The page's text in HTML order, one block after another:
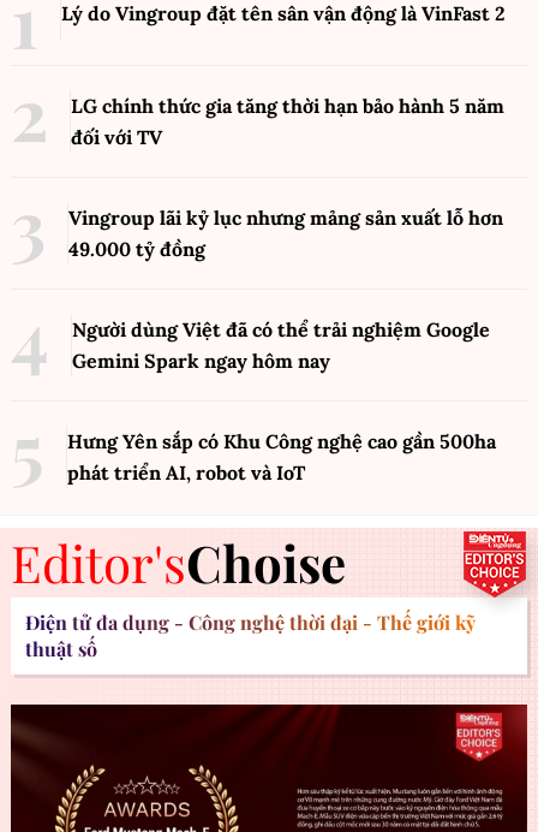
Lý do Vingroup đặt tên sân vận động là VinFast 2
LG chính thức gia tăng thời hạn bảo hành 5 năm
đối với TV
Vingroup lãi kỷ lục nhưng mảng sản xuất lỗ hơn
49.000 tỷ đồng
Người dùng Việt đã có thể trải nghiệm Google
Gemini Spark ngay hôm nay
Hưng Yên sắp có Khu Công nghệ cao gần 500ha
phát triển AI, robot và IoT
Editor'sChoise
Điện tử đa dụng - Công nghệ thời đại - Thế giới kỹ
thuật số